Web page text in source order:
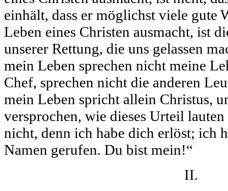
einhält, dass er möglichst viele gute
Leben eines Christen ausmacht, ist
unserer Rettung, die uns gelassen
mein Leben sprechen nicht meine
Chef, sprechen nicht die anderen
mein Leben spricht allein Christus,
versprochen, wie dieses Urteil
nicht, denn ich habe dich erlöst; ich
Namen gerufen. Du bist mein!“
II.